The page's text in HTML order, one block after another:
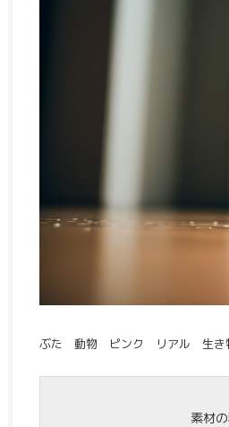
ぶた 動物 ピンク リアル 生き
素材